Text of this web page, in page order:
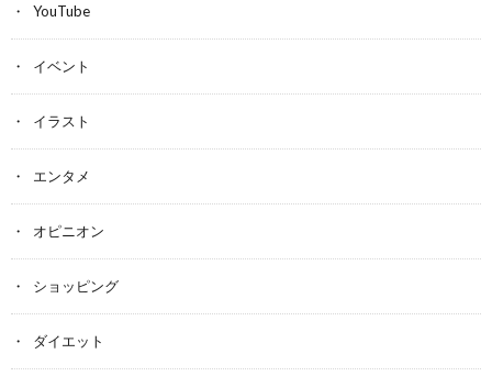
YouTube
イベント
イラスト
エンタメ
オピニオン
ショッピング
ダイエット